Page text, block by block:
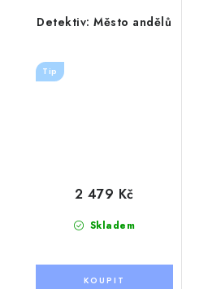
Detektiv: Město andělů
Tip
Skladem
2 479 Kč